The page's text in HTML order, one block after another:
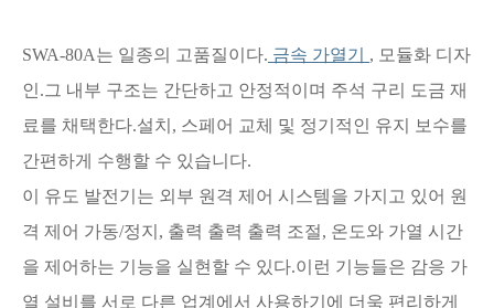
SWA-80A는 일종의 고품질이다. 금속 가열기 , 모듈화 디자
인.그 내부 구조는 간단하고 안정적이며 주석 구리 도금 재
료를 채택한다.설치, 스페어 교체 및 정기적인 유지 보수를
간편하게 수행할 수 있습니다.
이 유도 발전기는 외부 원격 제어 시스템을 가지고 있어 원
격 제어 가동/정지, 출력 출력 출력 조절, 온도와 가열 시간
을 제어하는 기능을 실현할 수 있다.이런 기능들은 감응 가
열 설비를 서로 다른 업계에서 사용하기에 더욱 편리하게